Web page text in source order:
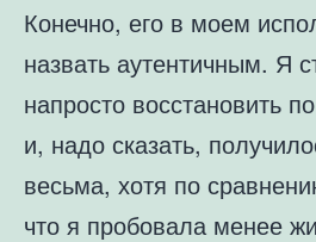
Конечно, его в моем
назвать аутентичным. Я
напросто восстановить
и, надо сказать,
весьма, хотя по
что я пробовала менее